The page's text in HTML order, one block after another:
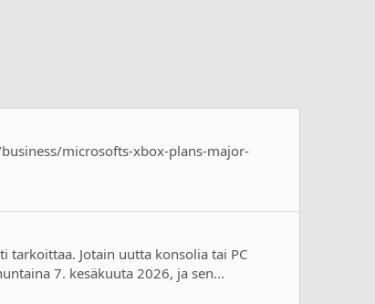
microsofts-xbox-plans-major-
tarkoittaa. Jotain uutta konsolia tai PC
7. kesäkuuta 2026, ja sen...